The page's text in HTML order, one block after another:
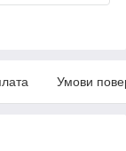
Умови